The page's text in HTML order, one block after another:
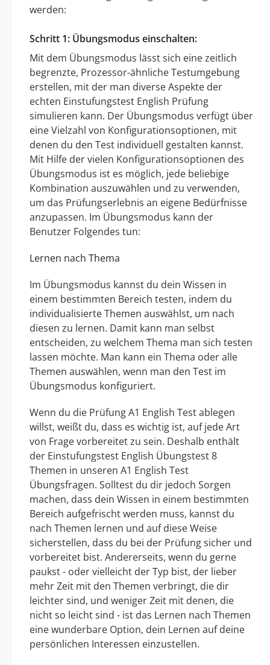
werden:
Schritt 1: Übungsmodus einschalten:
Mit dem Übungsmodus lässt sich eine zeitlich
begrenzte, Prozessor-ähnliche Testumgebung
erstellen, mit der man diverse Aspekte der
echten Einstufungstest English Prüfung
simulieren kann. Der Übungsmodus verfügt über
eine Vielzahl von Konfigurationsoptionen, mit
denen du den Test individuell gestalten kannst.
Mit Hilfe der vielen Konfigurationsoptionen des
Übungsmodus ist es möglich, jede beliebige
Kombination auszuwählen und zu verwenden,
um das Prüfungserlebnis an eigene Bedürfnisse
anzupassen. Im Übungsmodus kann der
Benutzer Folgendes tun:
Lernen nach Thema
Im Übungsmodus kannst du dein Wissen in
einem bestimmten Bereich testen, indem du
individualisierte Themen auswählst, um nach
diesen zu lernen. Damit kann man selbst
entscheiden, zu welchem Thema man sich testen
lassen möchte. Man kann ein Thema oder alle
Themen auswählen, wenn man den Test im
Übungsmodus konfiguriert.
Wenn du die Prüfung A1 English Test ablegen
willst, weißt du, dass es wichtig ist, auf jede Art
von Frage vorbereitet zu sein. Deshalb enthält
der Einstufungstest English Übungstest 8
Themen in unseren A1 English Test
Übungsfragen. Solltest du dir jedoch Sorgen
machen, dass dein Wissen in einem bestimmten
Bereich aufgefrischt werden muss, kannst du
nach Themen lernen und auf diese Weise
sicherstellen, dass du bei der Prüfung sicher und
vorbereitet bist. Andererseits, wenn du gerne
paukst - oder vielleicht der Typ bist, der lieber
mehr Zeit mit den Themen verbringt, die dir
leichter sind, und weniger Zeit mit denen, die
nicht so leicht sind - ist das Lernen nach Themen
eine wunderbare Option, dein Lernen auf deine
persönlichen Interessen einzustellen.